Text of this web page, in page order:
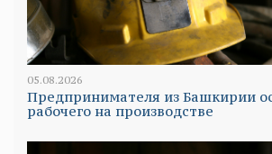
05.08.2026
Предпринимателя из Башкирии
рабочего на производстве